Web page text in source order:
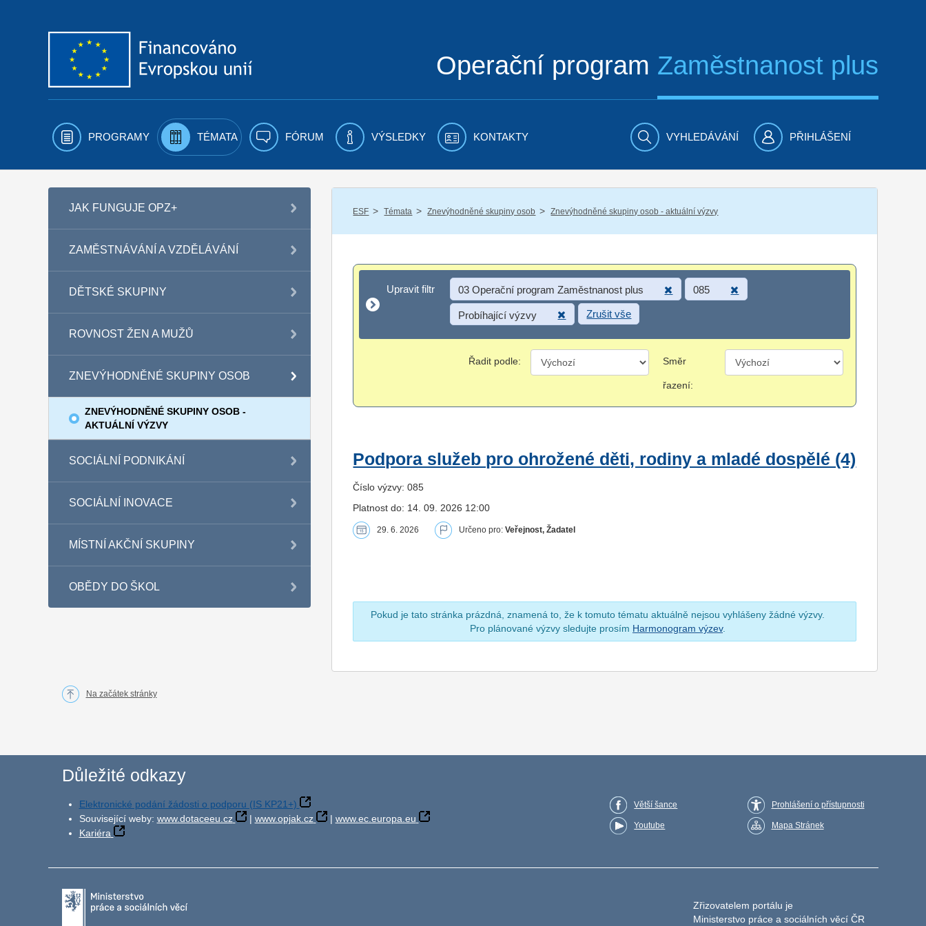
Operační program Zaměstnanost plus
PROGRAMY TÉMATA FÓRUM VÝSLEDKY KONTAKTY VYHLEDÁVÁNÍ PŘIHLÁŠENÍ
JAK FUNGUJE OPZ+
ZAMĚSTNÁVÁNÍ A VZDĚLÁVÁNÍ
DĚTSKÉ SKUPINY
ROVNOST ŽEN A MUŽŮ
ZNEVÝHODNĚNÉ SKUPINY OSOB
ZNEVÝHODNĚNÉ SKUPINY OSOB -
AKTUÁLNÍ VÝZVY
SOCIÁLNÍ PODNIKÁNÍ
SOCIÁLNÍ INOVACE
MÍSTNÍ AKČNÍ SKUPINY
OBĚDY DO ŠKOL
ESF / Témata / Znevýhodněné skupiny osob / Znevýhodněné skupiny osob - aktuální výzvy
Upravit filtr
Upravit filtr 03 Operační program Zaměstnanost plus 085
Probíhající výzvy Zrušit vše
Řadit podle: Směr
řazení:
Podpora služeb pro ohrožené děti, rodiny a mladé dospělé (4)
Číslo výzvy: 085
Platnost do: 14. 09. 2026 12:00
29. 6. 2026 Určeno pro:Veřejnost, Žadatel
Pokud je tato stránka prázdná, znamená to, že k tomuto tématu aktuálně nejsou vyhlášeny žádné výzvy.
Pro plánované výzvy sledujte prosím Harmonogram výzev.
Na začátek stránky
Důležité odkazy
Elektronické podání žádosti o podporu (IS KP21+)
Související weby: www.dotaceeu.cz | www.opjak.cz | www.ec.europa.eu
Kariéra
Větší šance
Youtube
Prohlášení o přístupnosti
Mapa Stránek
Zřizovatelem portálu je
Ministerstvo práce a sociálních věcí ČR